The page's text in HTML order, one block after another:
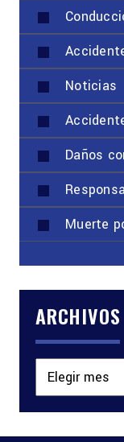
Noticias
Daños
Muerte
ARCHIVOS